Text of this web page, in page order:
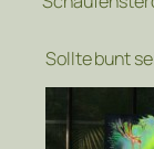
Sollte bunt